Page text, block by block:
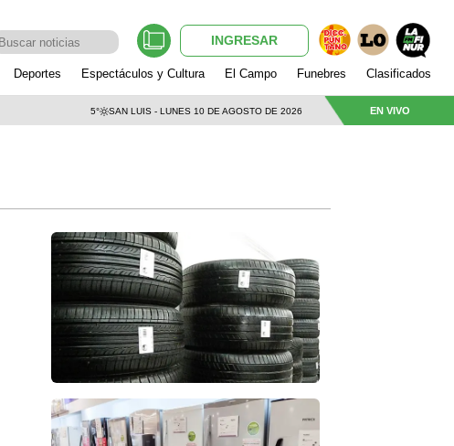
INGRESAR
Deportes Espectáculos y Cultura El Campo Funebres Clasificados
5° SAN LUIS - LUNES 10 DE AGOSTO DE 2026 EN VIVO